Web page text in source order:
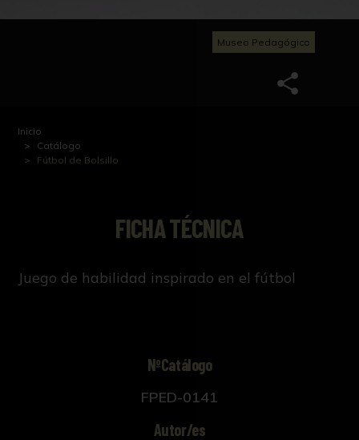
Museo Pedagógico
Inicio
Catálogo
Fútbol de Bolsillo
FICHA TÉCNICA
Juego de habilidad inspirado en el fútbol
NºCatálogo
FPED-0141
Autor/es